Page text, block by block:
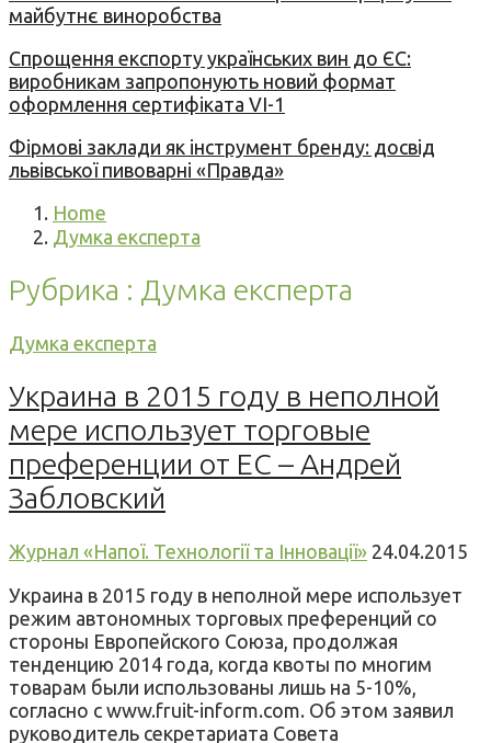
майбутнє виноробства
Спрощення експорту українських вин до ЄС:
виробникам запропонують новий формат
оформлення сертифіката VI-1
Фірмові заклади як інструмент бренду: досвід
львівської пивоварні «Правда»
Home
Думка експерта
Рубрика : Думка експерта
Думка експерта
Украина в 2015 году в неполной
мере использует торговые
преференции от ЕС – Андрей
Забловский
Журнал «Напої. Технології та Інновації» 24.04.2015
Украина в 2015 году в неполной мере использует
режим автономных торговых преференций со
стороны Европейского Союза, продолжая
тенденцию 2014 года, когда квоты по многим
товарам были использованы лишь на 5-10%,
согласно с www.fruit-inform.com. Об этом заявил
руководитель секретариата Совета